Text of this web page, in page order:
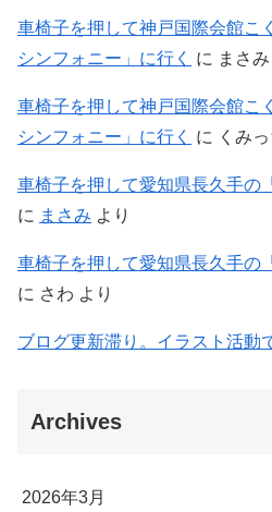
車椅子を押して神戸国際会館こ
シンフォニー」に行く
に まさみ
車椅子を押して神戸国際会館こ
シンフォニー」に行く
に くみ
車椅子を押して愛知県長久手の
に まさみ より
車椅子を押して愛知県長久手の
に さわ より
ブログ更新滞り。イラスト活動
Archives
2026年3月